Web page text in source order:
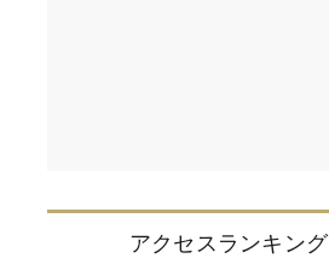
アクセスランキング